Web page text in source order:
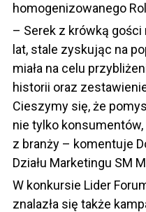
homogenizowanego
– Serek z krówką gości
lat, stale zyskując na
miała na celu
historii oraz
Cieszymy się, że
nie tylko
z branży – komentuje
Działu Marketingu SM
W konkursie Lider
znalazła się także